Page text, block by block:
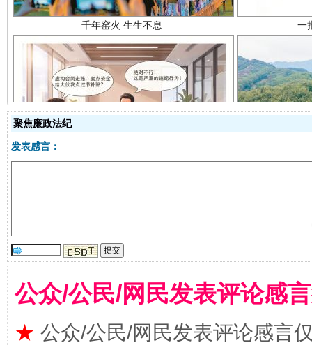
受贿1.44亿！段成刚被判无期 从幼
聚焦廉政法纪
发表感言：
公众/公民/网民发表评论感
★ 公众/公民/网民发表评论感言